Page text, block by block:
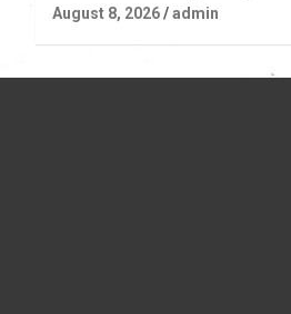
August 8, 2026 admin